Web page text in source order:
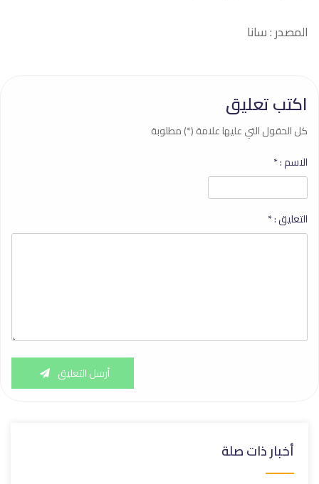
المصدر : سانا
اكتب تعليق
كل الحقول التي عليها علامة (*) مطلوبة
الاسم :*
التعليق :*
أرسل التعليق
أخبار ذات صلة